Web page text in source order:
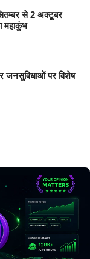
से 2 अक्टूबर
महाकुंभ
जनसुविधाओं पर विशेष